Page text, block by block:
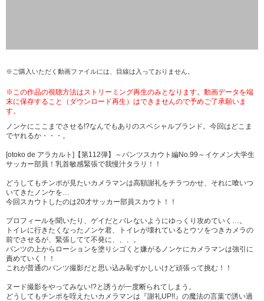
※ご購入いただく動画ファイルには、目線は入っておりません。
※この作品の視聴方法はストリーミング再生のみとなります。動画データを端
末に保存すること（ダウンロード再生）はできませんので予めご了承願いま
す。
ノンケにここまでさせる!?なんでもありのスペシャルブランド。今回はどこま
でヤれるか・・・。
[otoko de アラカルト]【第112弾】～パンツスカウト編No.99～イケメン大学生
サッカー部員！乳首敏感緊張で我慢汁タラリ！！
どうしてもチンポが見たいカメラマンは高額謝礼をチラつかせ、それに喰いつ
いてきたノンケを…
今回スカウトしたのは20才サッカー部員スカウト！！
プロフィールを聞いたり、ゲイだとバレないようにゆっくり攻めていく…。
トイレに行きたくなったノンケ君、トイレが壊れているとウソをつきカメラの
前でさせるが、緊張してて不発に、、、。
パンツの上からローションを塗りシゴくと嫌がるノンケにカメラマンは強引に
責めていく！！
これが普通のパンツ撮影だと思い込み恥ずかしいけど頑張って挑む！！
ヌード撮影をやってみない!?と誘うが一度断られてしまう。
どうしてもチンポを咥えたいカメラマンは『謝礼UP!!』の魔法の言葉で誘い過